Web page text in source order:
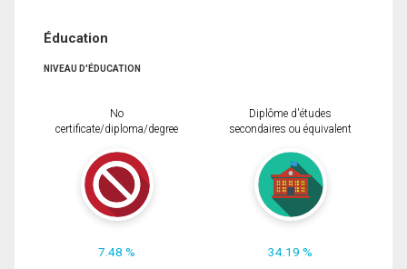
Éducation
NIVEAU D'ÉDUCATION
No
certificate/diploma/degree
7.48 %
Diplôme d'études
secondaires ou équivalent
34.19 %